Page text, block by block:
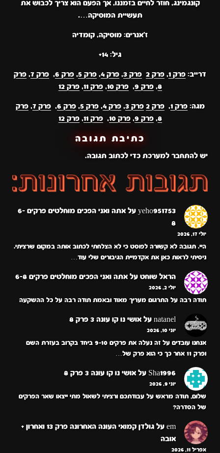
קונגמינג, חוזר לחיים בזמננו, אך הפעם הוא צריך לכבוש את
תעשיית המוסיקה….
ז'אנרים: מוסיקה, קומדיה
גיל: 14+
דרייב: פרק 1 , פרק 2 פרק 3 , פרק 4 , פרק 5 , פרק 6 , פרק 7 , פרק
8
,פרק 9 ,פרק 10 ,פרק 11 ,פרק 12
מגה:פרק 1 ,פרק 2 פרק 3 ,פרק 4 ,פרק 5 ,פרק 6 ,פרק 7 ,פרק
8
,פרק 9 ,פרק 10 ,פרק 11 ,פרק 12
כתיבת תגובה
יש להתחבר למערכת כדי לכתוב תגובה.
yeho951753 על
אתה ואני הפכים מוחלטים פרקים 6-
8
יולי 17, 2026
היי. תגובה לא קשורה לפוסט כי לא הצלחתי לכתוב אותה במקום שרציתי.
ניסיתי לראות כאן את אקדמיית הגיבורים שלי עוד…
הראל שוחט על אתה ואני הפכים מוחלטים פרקים 6-8
יולי 2, 2026
תודה רבה על התרגום מעריך מאוד ובאמת תודה רבה על כל ההשקעה
natanel על אושי נו קו עונה 3 פרק 8
יוני 10, 2026
אנחנו עובדים על זה נעלה את פרקים 9-10 ביחד בקרוב בעזרת השם
ופרק 11 אחר כך כי הוא פרק של…
Sha1996 על אושי נו קו עונה 3 פרק 8
יוני 9, 2026
שלום, תודה מראש על עבודתכם ורציתי לשאול מתי ייצאו שאר הפרקים
של הסדרה?
em על
גולדן קמואי העונה האחרונה פרק 13 ואחרון +
אובה
אפריל 11, 2026